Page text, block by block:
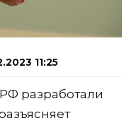
11:25
разработали